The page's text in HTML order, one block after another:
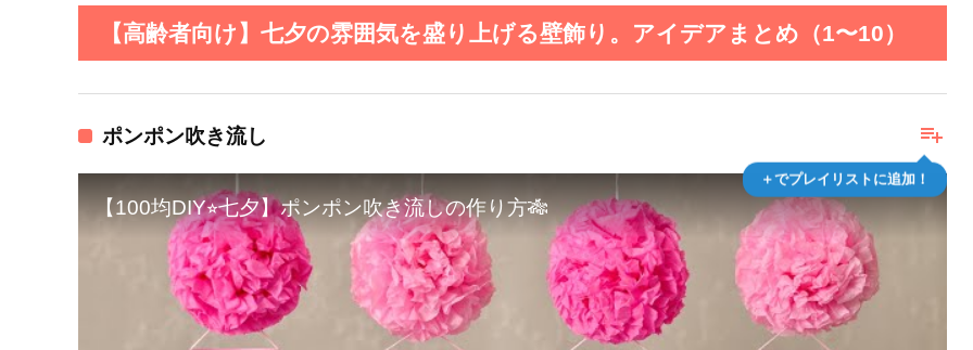
【高齢者向け】七夕の雰囲気を盛り上げる壁飾り。アイデアまとめ（1〜10）
playlist_add
＋でプレイリストに追加！
ポンポン吹き流し
【100均DIY⭐︎七夕】ポンポン吹き流しの作り方🎋